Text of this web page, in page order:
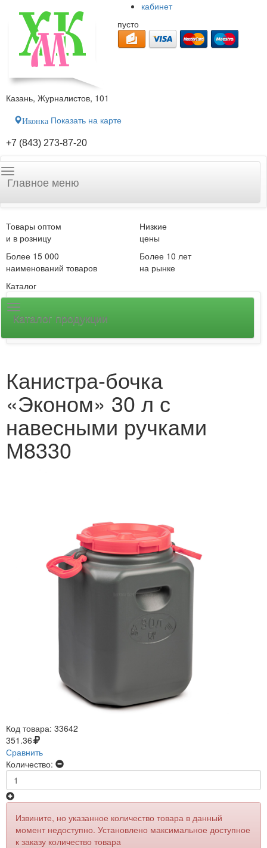
кабинет
пусто
Казань, Журналистов, 101
Иконка Показать на карте
+7 (843) 273-87-20
Главное меню
Товары оптом
и в розницу
Низкие
цены
Более 15 000
наименований товаров
Более 10 лет
на рынке
Каталог
Каталог продукции
Канистра-бочка
«Эконом» 30 л с
навесными ручками
М8330
Код товара: 33642
351.36
Сравнить
Количество:
Извините, но указанное количество товара в данный
момент недоступно. Установлено максимальное доступное
к заказу количество товара